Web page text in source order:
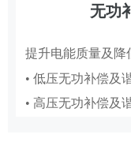
无功
提升电能质量及降
• 低压无功补偿及
• 高压无功补偿及